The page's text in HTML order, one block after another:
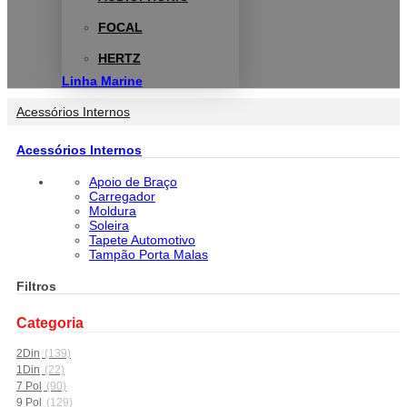
FOCAL
HERTZ
Linha Marine
Acessórios Internos
Acessórios Internos
Apoio de Braço
Carregador
Moldura
Soleira
Tapete Automotivo
Tampão Porta Malas
Filtros
Categoria
2Din (139)
1Din (22)
7 Pol
(90)
9 Pol
(129)